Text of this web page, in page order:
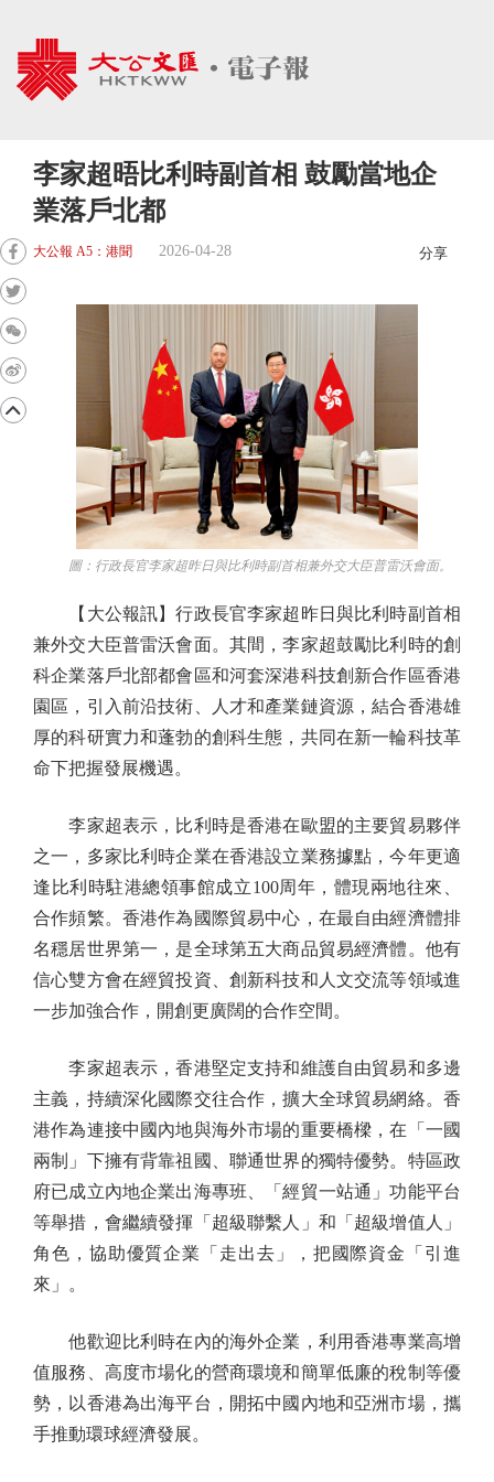
李家超晤比利時副首相 鼓勵當地企
業落戶北都
大公報 A5：港聞 2026-04-28 分享
圖：行政長官李家超昨日與比利時副首相兼外交大臣普雷沃會面。
【大公報訊】行政長官李家超昨日與比利時副首相
兼外交大臣普雷沃會面。其間，李家超鼓勵比利時的創
科企業落戶北部都會區和河套深港科技創新合作區香港
園區，引入前沿技術、人才和產業鏈資源，結合香港雄
厚的科研實力和蓬勃的創科生態，共同在新一輪科技革
命下把握發展機遇。
李家超表示，比利時是香港在歐盟的主要貿易夥伴
之一，多家比利時企業在香港設立業務據點，今年更適
逢比利時駐港總領事館成立100周年，體現兩地往來、
合作頻繁。香港作為國際貿易中心，在最自由經濟體排
名穩居世界第一，是全球第五大商品貿易經濟體。他有
信心雙方會在經貿投資、創新科技和人文交流等領域進
一步加強合作，開創更廣闊的合作空間。
李家超表示，香港堅定支持和維護自由貿易和多邊
主義，持續深化國際交往合作，擴大全球貿易網絡。香
港作為連接中國內地與海外市場的重要橋樑，在「一國
兩制」下擁有背靠祖國、聯通世界的獨特優勢。特區政
府已成立內地企業出海專班、「經貿一站通」功能平台
等舉措，會繼續發揮「超級聯繫人」和「超級增值人」
角色，協助優質企業「走出去」，把國際資金「引進
來」。
他歡迎比利時在內的海外企業，利用香港專業高增
值服務、高度市場化的營商環境和簡單低廉的稅制等優
勢，以香港為出海平台，開拓中國內地和亞洲市場，攜
手推動環球經濟發展。